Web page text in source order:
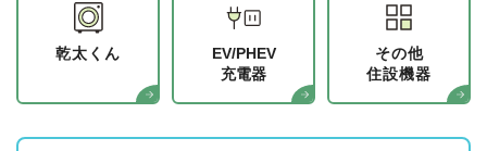
乾太くん
EV/PHEV
充電器
その他
住設機器